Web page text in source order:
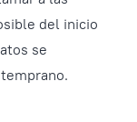
del inicio
se